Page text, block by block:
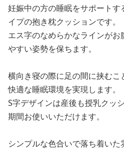
妊娠中の方の睡眠をサポートす
イプの抱き枕クッションです。
エス字のなめらかなラインが
やすい姿勢を保ちます。
横向き寝の際に足の間に挟むこ
快適な睡眠環境を実現します。
S字デザインは産後も授乳クッ
期間お使いいただけます。
シンプルな色合いで落ち着い